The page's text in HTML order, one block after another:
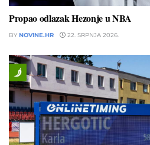
Propao odlazak Hezonje u NBA
BY NOVINE.HR 22. SRPNJA 2026.